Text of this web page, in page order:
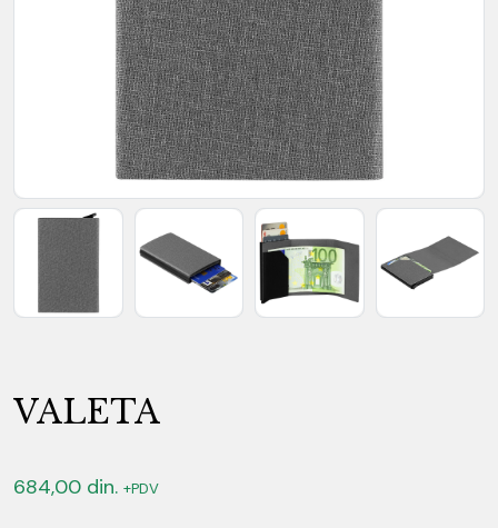
VALETA
684,00 din. +PDV